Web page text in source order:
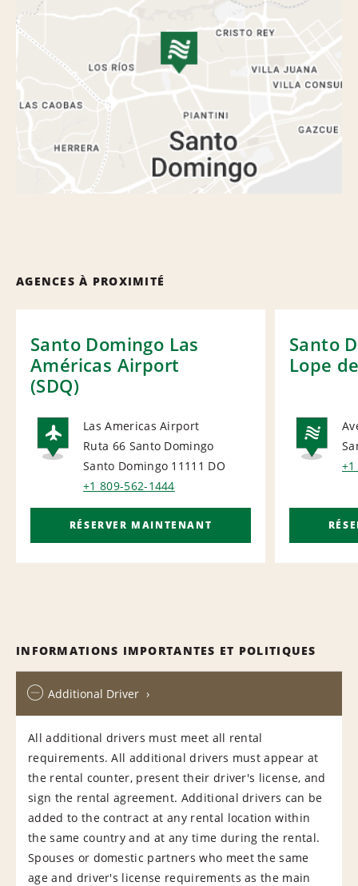
AGENCES À PROXIMITÉ
Santo Domingo Las
Américas Airport
(SDQ)
AIRPORT
Las Americas Airport
Ruta 66 Santo Domingo
Santo Domingo 11111 DO
+1 809-562-1444
RÉSERVER MAINTENANT
Santo
Lope
INFORMATIONS IMPORTANTES ET POLITIQUES
Additional Driver
All additional drivers must meet all rental
requirements. All additional drivers must appear at
the rental counter, present their driver's license, and
sign the rental agreement. Additional drivers can be
added to the contract at any rental location within
the same country and at any time during the rental.
Spouses or domestic partners who meet the same
age and driver's license requirements as the main